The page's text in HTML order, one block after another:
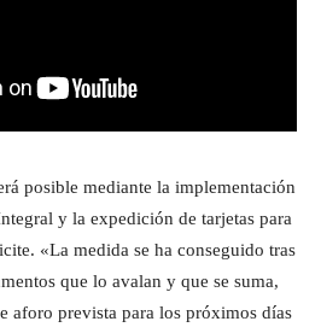
posible mediante la implementación
y la expedición de tarjetas para
«La medida se ha conseguido tras
que lo avalan y que se suma,
aforo prevista para los próximos días